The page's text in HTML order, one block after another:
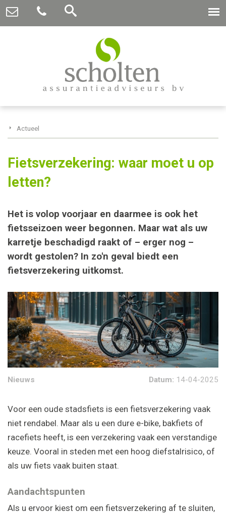
Actueel
Fietsverzekering: waar moet u op
letten?
Het is volop voorjaar en daarmee is ook het
fietsseizoen weer begonnen. Maar wat als uw
karretje beschadigd raakt of – erger nog –
wordt gestolen? In zo'n geval biedt een
fietsverzekering uitkomst.
Nieuws Datum: 14-04-2025
Voor een oude stadsfiets is een fietsverzekering vaak
niet rendabel. Maar als u een dure e-bike, bakfiets of
racefiets heeft, is een verzekering vaak een verstandige
keuze. Vooral in steden met een hoog diefstalrisico, of
als uw fiets vaak buiten staat.
Aandachtspunten
Als u ervoor kiest om een fietsverzekering af te sluiten,